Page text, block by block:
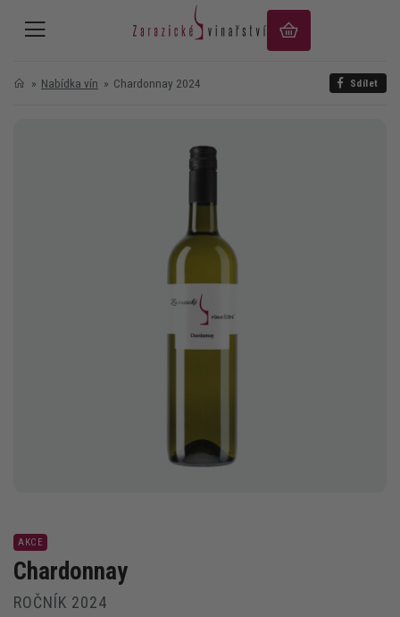
Nabídka vín Chardonnay 2024 Sdílet
AKCE
Chardonnay
ROČNÍK 2024